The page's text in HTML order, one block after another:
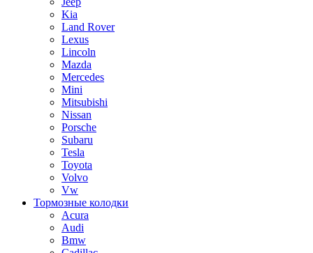
Kia
Land Rover
Lexus
Lincoln
Mazda
Mercedes
Mini
Mitsubishi
Nissan
Porsche
Subaru
Tesla
Toyota
Volvo
Vw
Тормозные колодки
Acura
Audi
Bmw